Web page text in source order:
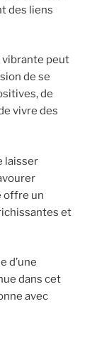
des liens
vibrante peut
de se
de
vivre des
laisser
offre un
et
d’une
dans cet
avec